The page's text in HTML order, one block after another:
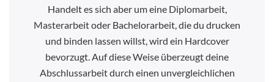
Handelt es sich aber um eine Diplomarbeit,
Masterarbeit oder Bachelorarbeit, die du drucken
und binden lassen willst, wird ein Hardcover
bevorzugt. Auf diese Weise überzeugt deine
Abschlussarbeit durch einen unvergleichlichen